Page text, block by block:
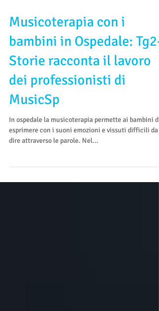
Musicoterapia con i
bambini in Ospedale: Tg2-
Storie racconta il lavoro
dei professionisti di
MusicSp
In ospedale la musicoterapia permette ai bambini di